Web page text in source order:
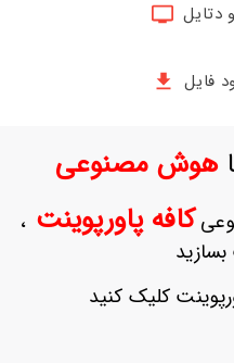
هوش مصنوعی
کافه پاورپوینت ،
کلیک کنید